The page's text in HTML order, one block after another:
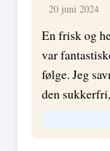
20 juni 2024
En frisk og
var
følge. Jeg
den